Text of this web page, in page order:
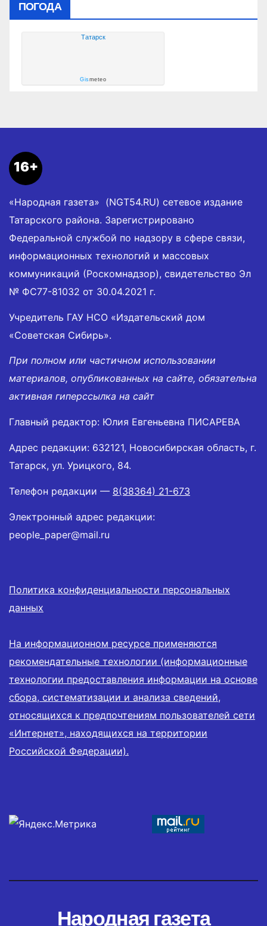
ПОГОДА
Татарск
Gismeteo
16+
«Народная газета» (NGT54.RU) сетевое издание
Татарского района. Зарегистрировано
Федеральной службой по надзору в сфере связи,
информационных технологий и массовых
коммуникаций (Роскомнадзор), свидетельство Эл
№ ФС77-81032 от 30.04.2021 г.
Учредитель ГАУ НСО «Издательский дом
«Советская Сибирь».
При полном или частичном использовании
материалов, опубликованных на сайте, обязательна
активная гиперссылка на сайт
Главный редактор: Юлия Евгеньевна ПИСАРЕВА
Адрес редакции: 632121, Новосибирская область, г.
Татарск, ул. Урицкого, 84.
Телефон редакции — 8(38364) 21-673
Электронный адрес редакции:
people_paper@mail.ru
Политика конфиденциальности персональных
данных
На информационном ресурсе применяются
рекомендательные технологии (информационные
технологии предоставления информации на основе
сбора, систематизации и анализа сведений,
относящихся к предпочтениям пользователей сети
«Интернет», находящихся на территории
Российской Федерации).
Народная газета